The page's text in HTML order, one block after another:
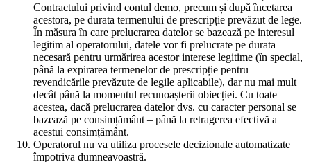
Contractului privind contul demo, precum și după încetarea
acestora, pe durata termenului de prescripție prevăzut de lege.
În măsura în care prelucrarea datelor se bazează pe interesul
legitim al operatorului, datele vor fi prelucrate pe durata
necesară pentru urmărirea acestor interese legitime (în special,
până la expirarea termenelor de prescripție pentru
revendicările prevăzute de legile aplicabile), dar nu mai mult
decât până la momentul recunoașterii obiecției. Cu toate
acestea, dacă prelucrarea datelor dvs. cu caracter personal se
bazează pe consimțământ – până la retragerea efectivă a
acestui consimțământ.
Operatorul nu va utiliza procesele decizionale automatizate
împotriva dumneavoastră.